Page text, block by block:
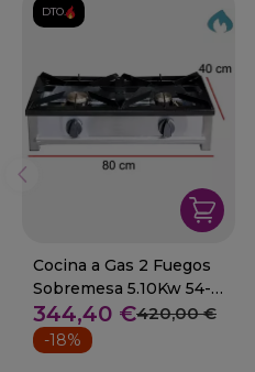
DTO.
Cocina a Gas 2 Fuegos
Sobremesa 5.10Kw 54-
HG-2
344,40 €420,00 €
-18%